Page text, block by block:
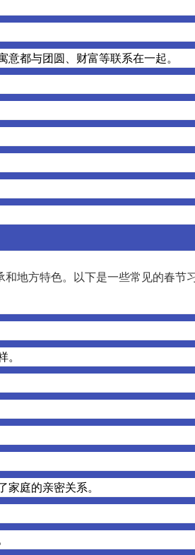
都与团圆、财富等联系在一起。
地方特色。以下是一些常见的春节
庭的亲密关系。